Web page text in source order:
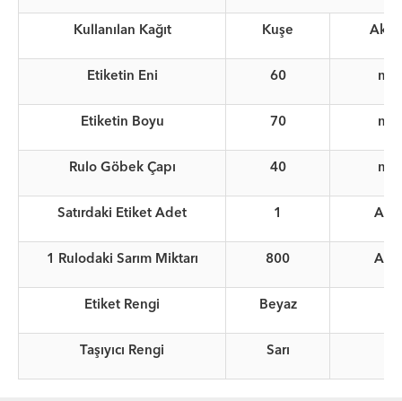
Kullanılan Kağıt Kuşe
Etiketin Eni 60 mm
Etiketin Boyu 70 mm
Rulo Göbek Çapı 40 mm
Satırdaki Etiket Adet 1
1 Rulodaki Sarım Miktarı 800
Etiket Rengi Beyaz
Taşıyıcı Rengi Sarı